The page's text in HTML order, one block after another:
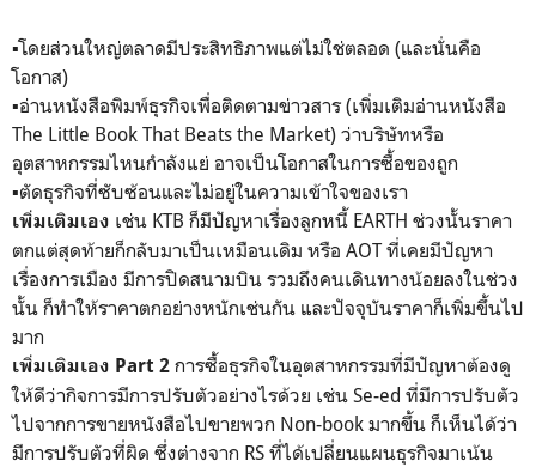
▪️โดยส่วนใหญ่ตลาดมีประสิทธิภาพแต่ไม่ใช่ตลอด (และนั่นคือ
โอกาส)
▪️อ่านหนังสือพิมพ์ธุรกิจเพื่อติดตามข่าวสาร (เพิ่มเติมอ่านหนังสือ
The Little Book That Beats the Market) ว่าบริษัทหรือ
อุตสาหกรรมไหนกำลังแย่ อาจเป็นโอกาสในการซื้อของถูก
▪️ตัดธุรกิจที่ซับซ้อนและไม่อยู่ในความเข้าใจของเรา
เพิ่มเติมเอง เช่น KTB ก็มีปัญหาเรื่องลูกหนี้ EARTH ช่วงนั้นราคา
ตกแต่สุดท้ายก็กลับมาเป็นเหมือนเดิม หรือ AOT ที่เคยมีปัญหา
เรื่องการเมือง มีการปิดสนามบิน รวมถึงคนเดินทางน้อยลงในช่วง
นั้น ก็ทำให้ราคาตกอย่างหนักเช่นกัน และปัจจุบันราคาก็เพิ่มขึ้นไป
มาก
เพิ่มเติมเอง Part 2 การซื้อธุรกิจในอุตสาหกรรมที่มีปัญหาต้องดู
ให้ดีว่ากิจการมีการปรับตัวอย่างไรด้วย เช่น Se-ed ที่มีการปรับตัว
ไปจากการขายหนังสือไปขายพวก Non-book มากขึ้น ก็เห็นได้ว่า
มีการปรับตัวที่ผิด ซึ่งต่างจาก RS ที่ได้เปลี่ยนแผนธุรกิจมาเน้น